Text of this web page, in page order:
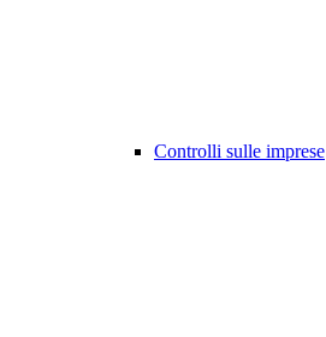
Controlli sulle imprese